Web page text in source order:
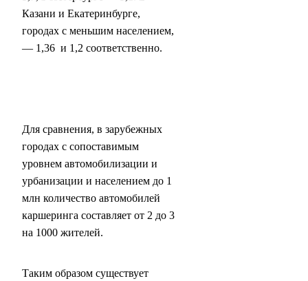
Казани и Екатеринбурге,
городах с меньшим населением,
— 1,36 и 1,2 соответственно.
Для сравнения, в зарубежных
городах с сопоставимым
уровнем автомобилизации и
урбанизации и населением до 1
млн количество автомобилей
каршеринга составляет от 2 до 3
на 1000 жителей.
Таким образом существует